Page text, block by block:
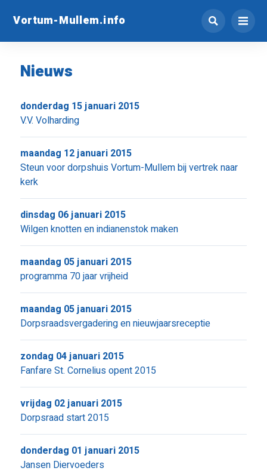
Vortum-Mullem.info
Nieuws
V.V. Volharding
donderdag 15 januari 2015
Steun voor dorpshuis Vortum-Mullem bij vertrek naar
kerk
maandag 12 januari 2015
Wilgen knotten en indianenstok maken
dinsdag 06 januari 2015
programma 70 jaar vrijheid
maandag 05 januari 2015
Dorpsraadsvergadering en nieuwjaarsreceptie
maandag 05 januari 2015
Fanfare St. Cornelius opent 2015
zondag 04 januari 2015
Dorpsraad start 2015
vrijdag 02 januari 2015
Jansen Diervoeders
donderdag 01 januari 2015